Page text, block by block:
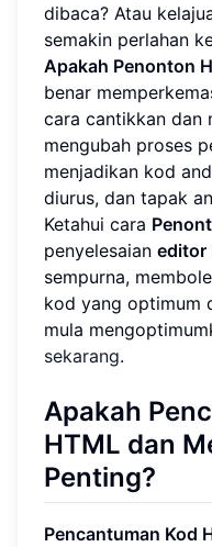
dibaca? Atau
semakin perlahan
Apakah Penonton
benar
cara cantikkan dan
mengubah proses
menjadikan kod
diurus, dan tapak
Ketahui cara
penyelesaian editor
sempurna,
kod yang optimum
mula
sekarang.
Apakah
HTML dan
Penting?
Pencantuman Kod